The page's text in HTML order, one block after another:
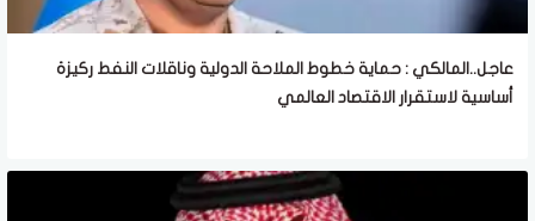
عاجل..المالكي : حماية خطوط الملاحة الدولية وناقلات النفط ركيزة
أساسية لاستقرار الاقتصاد العالمي